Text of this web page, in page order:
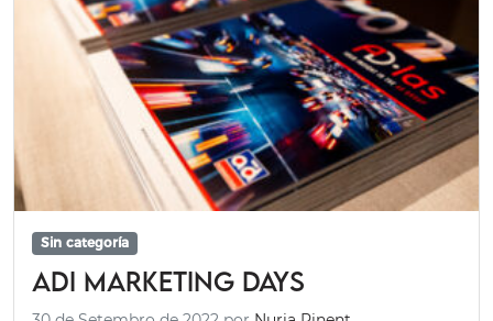
Sin categoría
ADI Marketing Days